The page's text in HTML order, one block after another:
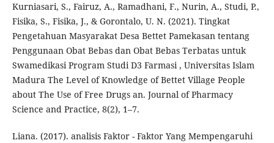
Kurniasari, S., Fairuz, A., Ramadhani, F., Nurin, A., Studi, P.,
Fisika, S., Fisika, J., & Gorontalo, U. N. (2021). Tingkat
Pengetahuan Masyarakat Desa Bettet Pamekasan tentang
Penggunaan Obat Bebas dan Obat Bebas Terbatas untuk
Swamedikasi Program Studi D3 Farmasi , Universitas Islam
Madura The Level of Knowledge of Bettet Village People
about The Use of Free Drugs an. Journal of Pharmacy
Science and Practice, 8(2), 1–7.
Liana. (2017). analisis Faktor - Faktor Yang Mempengaruhi